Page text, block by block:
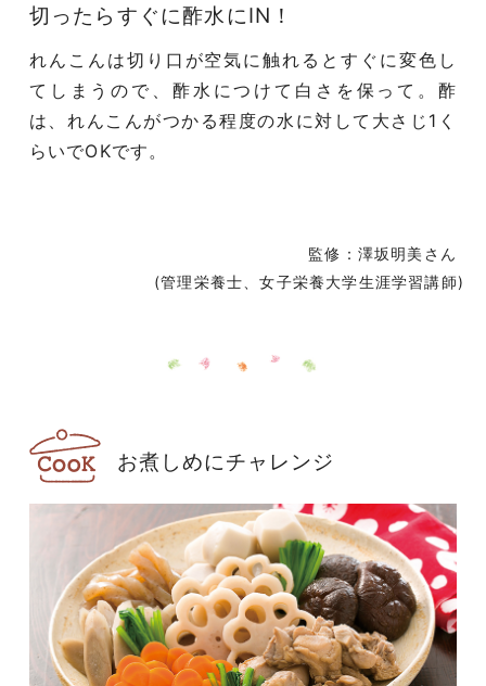
切ったらすぐに酢水にIN！
れんこんは切り口が空気に触れるとすぐに変色し
てしまうので、酢水につけて白さを保って。酢
は、れんこんがつかる程度の水に対して大さじ1く
らいでOKです。
監修：澤坂明美さん
(管理栄養士、女子栄養大学生涯学習講師)
お煮しめにチャレンジ